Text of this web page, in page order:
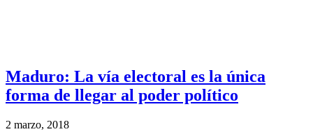
Maduro: La vía electoral es la única
forma de llegar al poder político
2 marzo, 2018